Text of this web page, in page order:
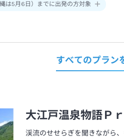
5月6日）までに出発の方対象
すべてのプラン
大江戸温泉物語Ｐ
渓流のせせらぎを聞きながら